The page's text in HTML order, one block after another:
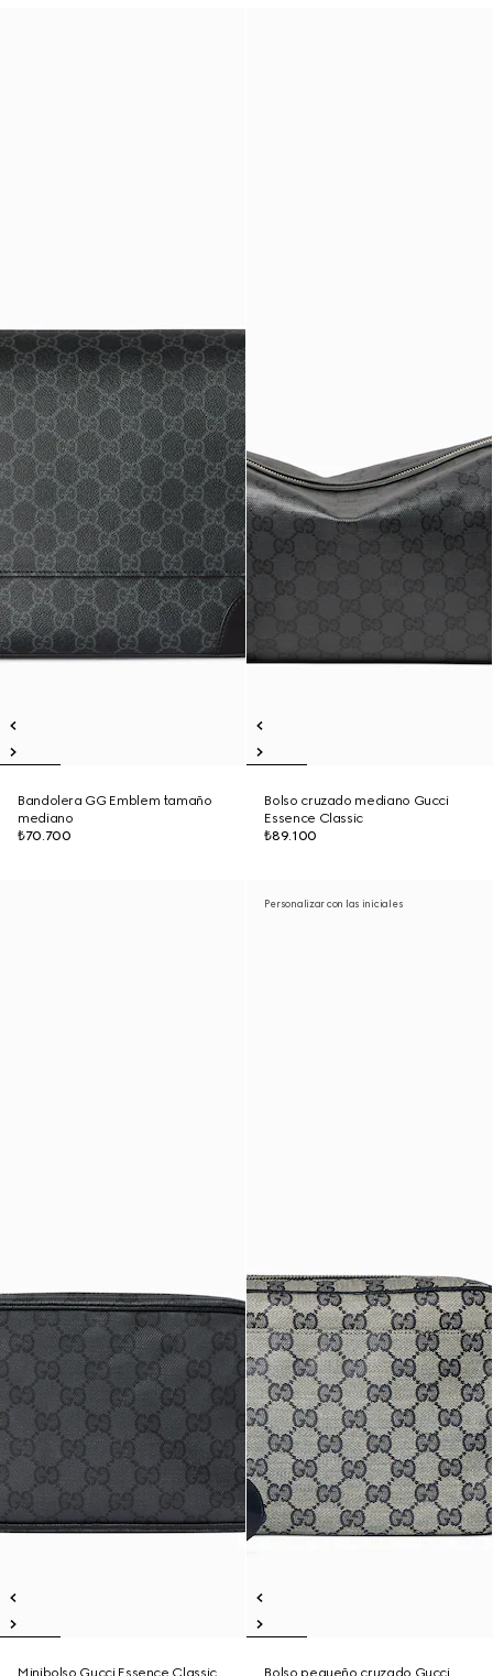
Bandolera GG Emblem tamaño
mediano
₺70.700
Bolso cruzado mediano Gucci
Essence Classic
₺89.100
Minibolso Gucci Essence Classic
Personalizar con las iniciales
Bolso pequeño cruzado Gucci